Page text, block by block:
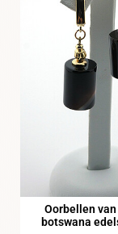
Oorbellen
botswana